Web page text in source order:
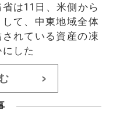
は11日、米側から
て、中東地域全体
れている資産の凍
した
>